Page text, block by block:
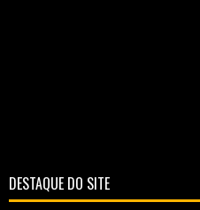
DESTAQUE DO SITE